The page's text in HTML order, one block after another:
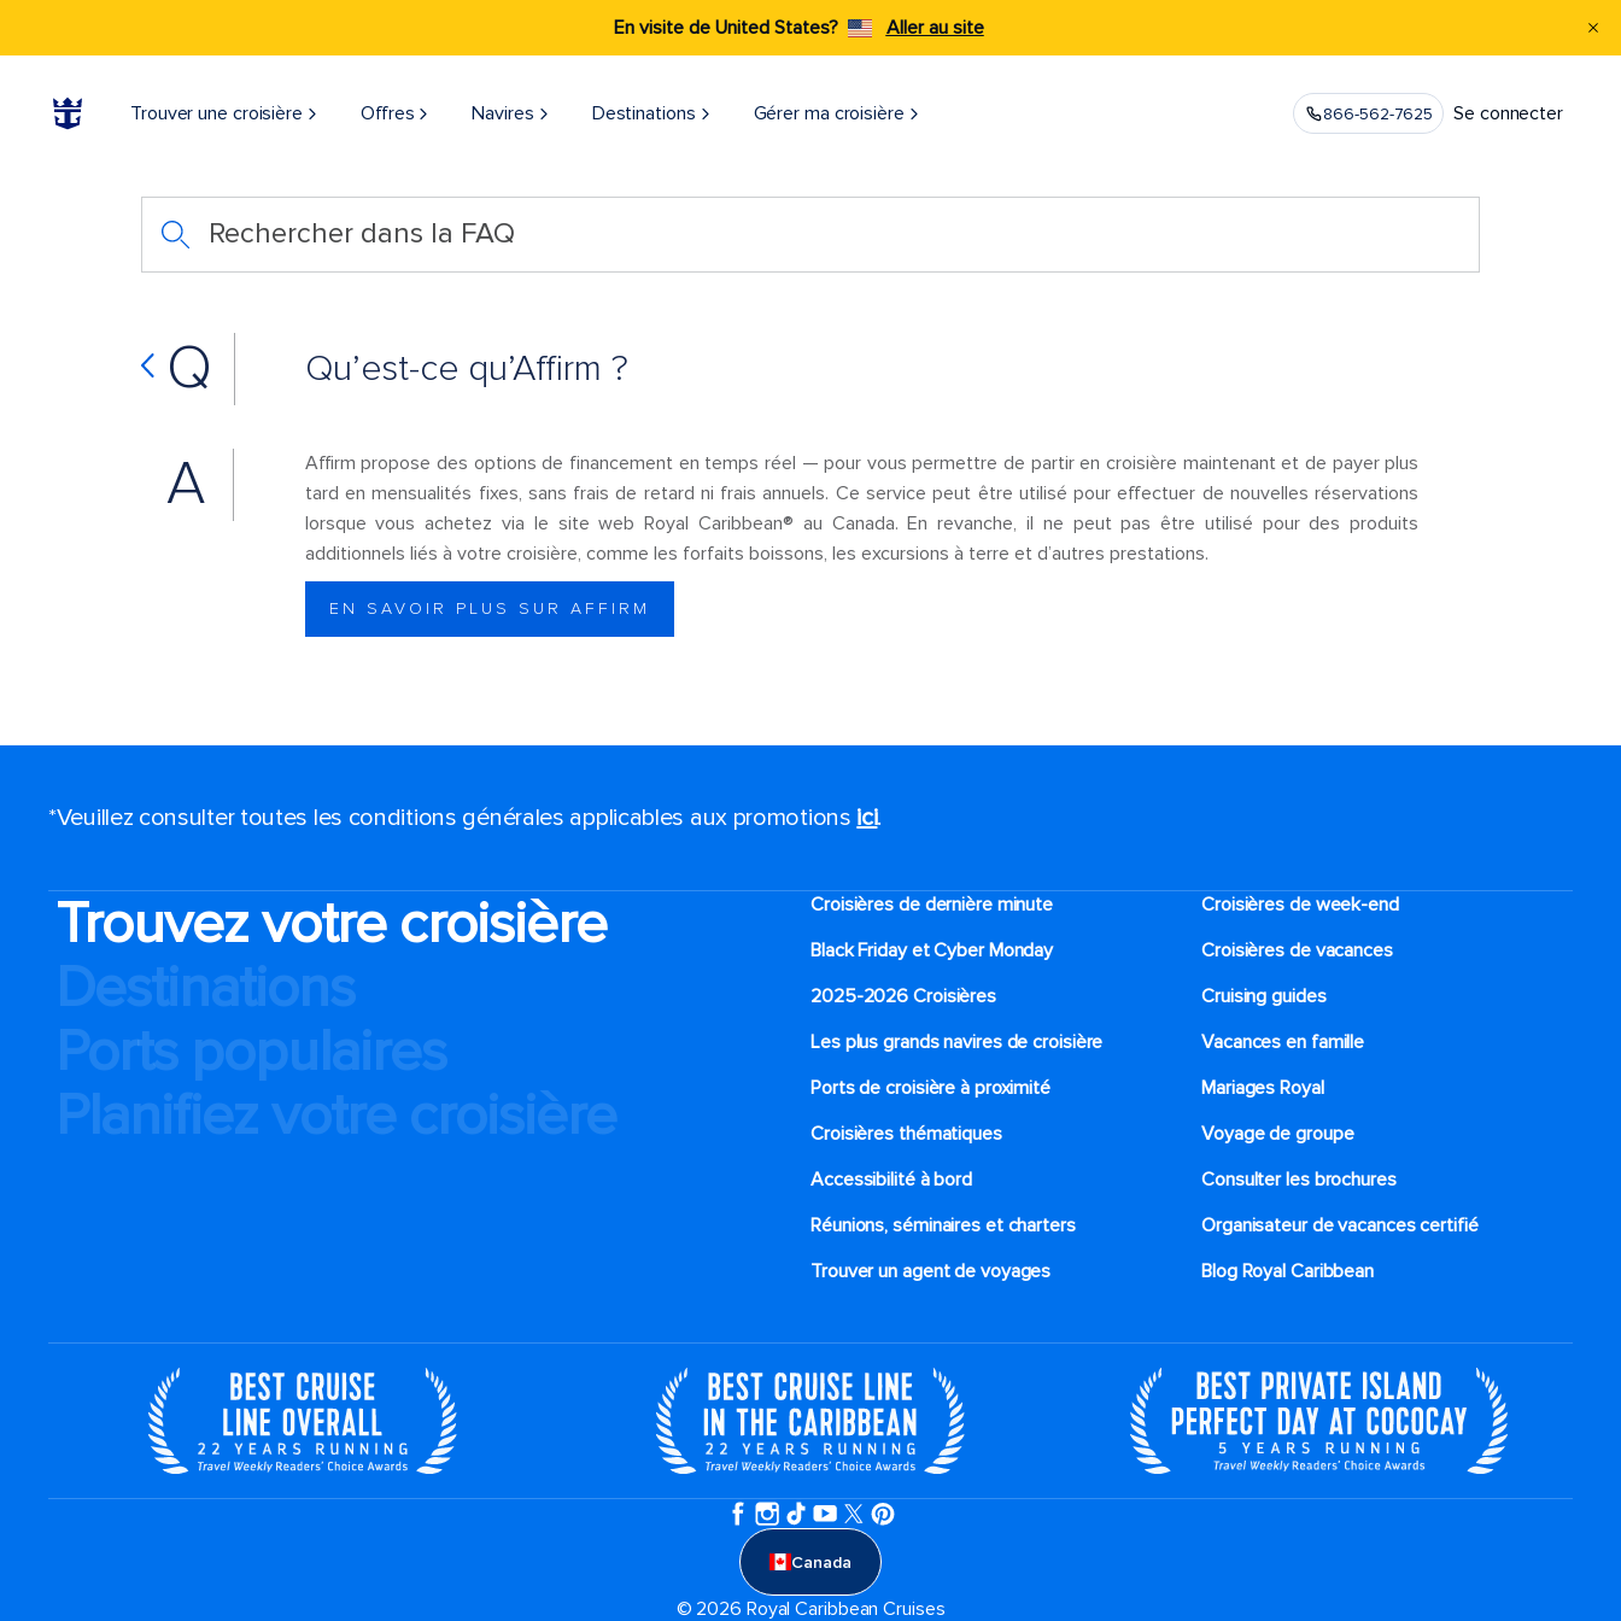
En visite de United States? Aller au site
Trouver une croisière Offres Navires Destinations Gérer ma croisière​ 866-562-7625 Se connecter
Rechercher dans la FAQ
Q Qu’est-ce qu’Affirm ?
A
Affirm propose des options de financement en temps réel — pour vous permettre de partir en croisière maintenant et de payer plus
tard en mensualités fixes, sans frais de retard ni frais annuels. Ce service peut être utilisé pour effectuer de nouvelles réservations
lorsque vous achetez via le site web Royal Caribbean® au Canada. En revanche, il ne peut pas être utilisé pour des produits
additionnels liés à votre croisière, comme les forfaits boissons, les excursions à terre et d’autres prestations.
EN SAVOIR PLUS SUR AFFIRM
*Veuillez consulter toutes les conditions générales applicables aux promotions ici.
Trouvez votre croisière
Destinations
Ports populaires
Planifiez votre croisière
Croisières de dernière minute
Croisières de week-end
Black Friday et Cyber Monday
Croisières de vacances
2025-2026 Croisières
Cruising guides
Les plus grands navires de croisière
Vacances en famille
Ports de croisière à proximité
Mariages Royal
Croisières thématiques
Voyage de groupe​
Accessibilité à bord​
Consulter les brochures
Réunions, séminaires et charters
Organisateur de vacances certifié
Trouver un agent de voyages
Blog Royal Caribbean
Canada
© 2026 Royal Caribbean Cruises